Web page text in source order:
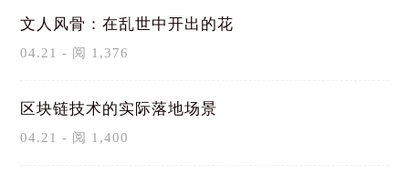
文人风骨：在乱世中开出的花
04.21 - 阅 1,376
区块链技术的实际落地场景
04.21 - 阅 1,400